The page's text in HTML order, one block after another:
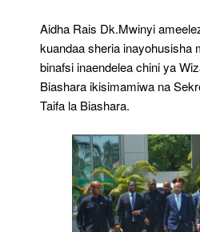
Aidha Rais Dk.Mwinyi
kuandaa sheria inayohusisha
binafsi inaendelea chini ya
Biashara ikisimamiwa na
Taifa la Biashara.